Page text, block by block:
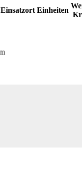
Einsatzort Einheiten